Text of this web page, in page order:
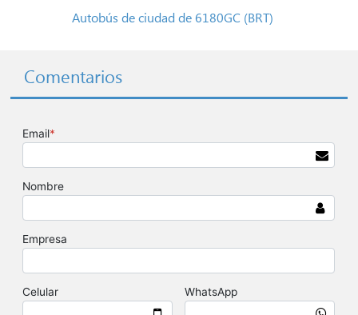
Autobús de ciudad de 6180GC (BRT)
Comentarios